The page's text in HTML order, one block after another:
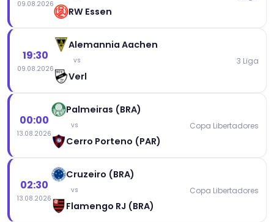
09.08.2026
RW Essen
19:30
09.08.2026
Alemannia Aachen
vs
Verl
3 Liga
00:00
13.08.2026
Palmeiras (BRA)
vs
Cerro Porteno (PAR)
Copa Libertadores
02:30
13.08.2026
Cruzeiro (BRA)
vs
Flamengo RJ (BRA)
Copa Libertadores